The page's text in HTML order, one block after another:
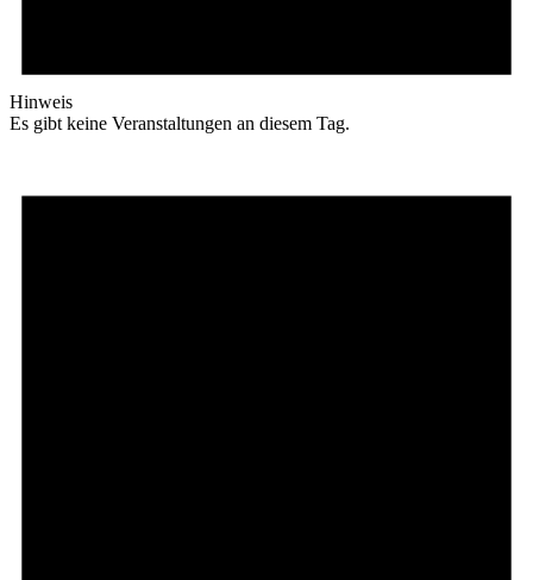
Hinweis
Es gibt keine Veranstaltungen an diesem Tag.